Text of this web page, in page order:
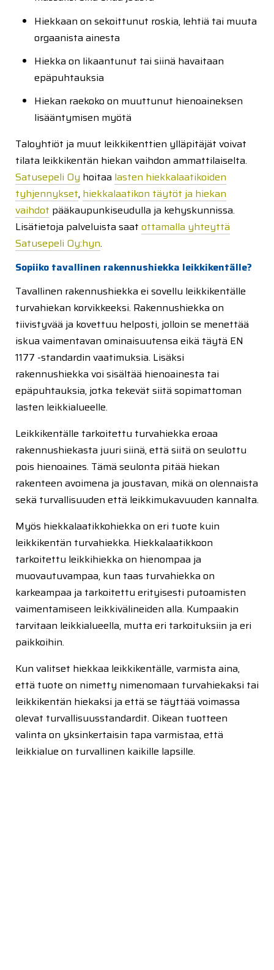
Hiekkaan on sekoittunut roskia, lehtiä tai muuta
orgaanista ainesta
Hiekka on likaantunut tai siinä havaitaan
epäpuhtauksia
Hiekan raekoko on muuttunut hienoaineksen
lisääntymisen myötä
Taloyhtiöt ja muut leikkikenttien ylläpitäjät voivat
tilata leikkikentän hiekan vaihdon ammattilaiselta.
Satusepeli Oy hoitaa lasten hiekkalaatikoiden
tyhjennykset, hiekkalaatikon täytöt ja hiekan
vaihdot pääkaupunkiseudulla ja kehyskunnissa.
Lisätietoja palveluista saat ottamalla yhteyttä
Satusepeli Oy:hyn.
Sopiiko tavallinen rakennushiekka leikkikentälle?
Tavallinen rakennushiekka ei sovellu leikkikentälle
turvahiekan korvikkeeksi. Rakennushiekka on
tiivistyvää ja kovettuu helposti, jolloin se menettää
iskua vaimentavan ominaisuutensa eikä täytä EN
1177 -standardin vaatimuksia. Lisäksi
rakennushiekka voi sisältää hienoainesta tai
epäpuhtauksia, jotka tekevät siitä sopimattoman
lasten leikkialueelle.
Leikkikentälle tarkoitettu turvahiekka eroaa
rakennushiekasta juuri siinä, että siitä on seulottu
pois hienoaines. Tämä seulonta pitää hiekan
rakenteen avoimena ja joustavan, mikä on olennaista
sekä turvallisuuden että leikkimukavuuden kannalta.
Myös hiekkalaatikkohiekka on eri tuote kuin
leikkikentän turvahiekka. Hiekkalaatikkoon
tarkoitettu leikkihiekka on hienompaa ja
muovautuvampaa, kun taas turvahiekka on
karkeampaa ja tarkoitettu erityisesti putoamisten
vaimentamiseen leikkivälineiden alla. Kumpaakin
tarvitaan leikkialueella, mutta eri tarkoituksiin ja eri
paikkoihin.
Kun valitset hiekkaa leikkikentälle, varmista aina,
että tuote on nimetty nimenomaan turvahiekaksi tai
leikkikentän hiekaksi ja että se täyttää voimassa
olevat turvallisuusstandardit. Oikean tuotteen
valinta on yksinkertaisin tapa varmistaa, että
leikkialue on turvallinen kaikille lapsille.